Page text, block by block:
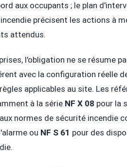
aux occupants ; le plan
précisent les actions à
attendus.
l'obligation ne se résume
avec la configuration réelle
applicables au site. Les
à la série NF X 08 pour la
normes de sécurité incendie
ou NF S 61 pour des